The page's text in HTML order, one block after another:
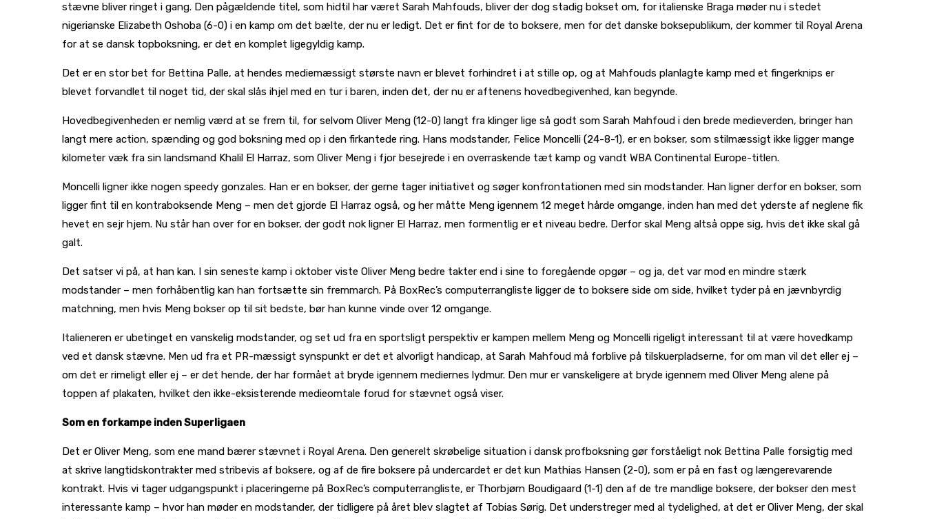
stævne bliver ringet i gang. Den pågældende titel, som hidtil har været Sarah Mahfouds, bliver der dog stadig bokset om, for italienske Braga møder nu i stedet
nigerianske Elizabeth Oshoba (6-0) i en kamp om det bælte, der nu er ledigt. Det er fint for de to boksere, men for det danske boksepublikum, der kommer til Royal Arena
for at se dansk topboksning, er det en komplet ligegyldig kamp.
Det er en stor bet for Bettina Palle, at hendes mediemæssigt største navn er blevet forhindret i at stille op, og at Mahfouds planlagte kamp med et fingerknips er
blevet forvandlet til noget tid, der skal slås ihjel med en tur i baren, inden det, der nu er aftenens hovedbegivenhed, kan begynde.
Hovedbegivenheden er nemlig værd at se frem til, for selvom Oliver Meng (12-0) langt fra klinger lige så godt som Sarah Mahfoud i den brede medieverden, bringer han
langt mere action, spænding og god boksning med op i den firkantede ring. Hans modstander, Felice Moncelli (24-8-1), er en bokser, som stilmæssigt ikke ligger mange
kilometer væk fra sin landsmand Khalil El Harraz, som Oliver Meng i fjor besejrede i en overraskende tæt kamp og vandt WBA Continental Europe-titlen.
Moncelli ligner ikke nogen speedy gonzales. Han er en bokser, der gerne tager initiativet og søger konfrontationen med sin modstander. Han ligner derfor en bokser, som
ligger fint til en kontraboksende Meng – men det gjorde El Harraz også, og her måtte Meng igennem 12 meget hårde omgange, inden han med det yderste af neglene fik
hevet en sejr hjem. Nu står han over for en bokser, der godt nok ligner El Harraz, men formentlig er et niveau bedre. Derfor skal Meng altså oppe sig, hvis det ikke skal gå
galt.
Det satser vi på, at han kan. I sin seneste kamp i oktober viste Oliver Meng bedre takter end i sine to foregående opgør – og ja, det var mod en mindre stærk
modstander – men forhåbentlig kan han fortsætte sin fremmarch. På BoxRec’s computerrangliste ligger de to boksere side om side, hvilket tyder på en jævnbyrdig
matchning, men hvis Meng bokser op til sit bedste, bør han kunne vinde over 12 omgange.
Italieneren er ubetinget en vanskelig modstander, og set ud fra en sportsligt perspektiv er kampen mellem Meng og Moncelli rigeligt interessant til at være hovedkamp
ved et dansk stævne. Men ud fra et PR-mæssigt synspunkt er det et alvorligt handicap, at Sarah Mahfoud må forblive på tilskuerpladserne, for om man vil det eller ej –
om det er rimeligt eller ej – er det hende, der har formået at bryde igennem mediernes lydmur. Den mur er vanskeligere at bryde igennem med Oliver Meng alene på
toppen af plakaten, hvilket den ikke-eksisterende medieomtale forud for stævnet også viser.
Som en forkampe inden Superligaen
Det er Oliver Meng, som ene mand bærer stævnet i Royal Arena. Den generelt skrøbelige situation i dansk profboksning gør forståeligt nok Bettina Palle forsigtig med
at skrive langtidskontrakter med stribevis af boksere, og af de fire boksere på undercardet er det kun Mathias Hansen (2-0), som er på en fast og længerevarende
kontrakt. Hvis vi tager udgangspunkt i placeringerne på BoxRec’s computerrangliste, er Thorbjørn Boudigaard (1-1) den af de tre mandlige boksere, der bokser den mest
interessante kamp – hvor han møder en modstander, der tidligere på året blev slagtet af Tobias Sørig. Det understreger med al tydelighed, at det er Oliver Meng, der skal